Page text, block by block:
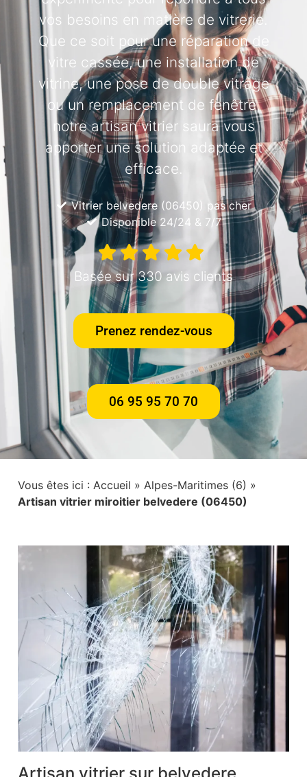
vos besoins en matière de vitrerie.
Que ce soit pour une réparation de
vitre cassée, une installation de
vitrine, une pose de double vitrage
ou un remplacement de fenêtre,
notre artisan vitrier saura vous
apporter une solution adaptée et
efficace.
Vitrier belvedere (06450) pas cher
Disponible 24/24 & 7/7
Basée sur 330 avis clients
Prenez rendez-vous
06 95 95 70 70
Vous êtes ici : Accueil » Alpes-Maritimes (6) »
Artisan vitrier miroitier belvedere (06450)